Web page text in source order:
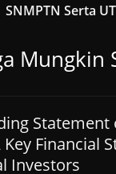
SNMPTN Serta
Mungkin
Statement
Key Financial
Investors